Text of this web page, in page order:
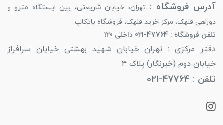
آدرس فروشگاه : تهران، خیابان شریعتی، بین ایستگاه مترو و
دوراهی قلهک، مرکز خرید قلهک، فروشگاه باتکاپ
تلفن فروشگاه : 47764-021 داخلی 120
دفتر مرکزی : تهران خیابان شهید بهشتی خیابان سرافراز
خیابان دوم (خبرنگار) پلاک 4
تلفن : 47764-021